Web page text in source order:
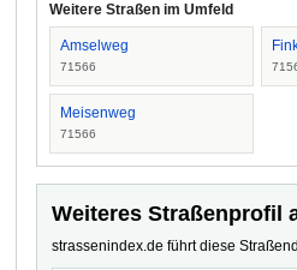
Weitere Straßen im Umfeld
Amselweg
71566
Meisenweg
71566
Weiteres Straßenprofil
strassenindex.de führt diese